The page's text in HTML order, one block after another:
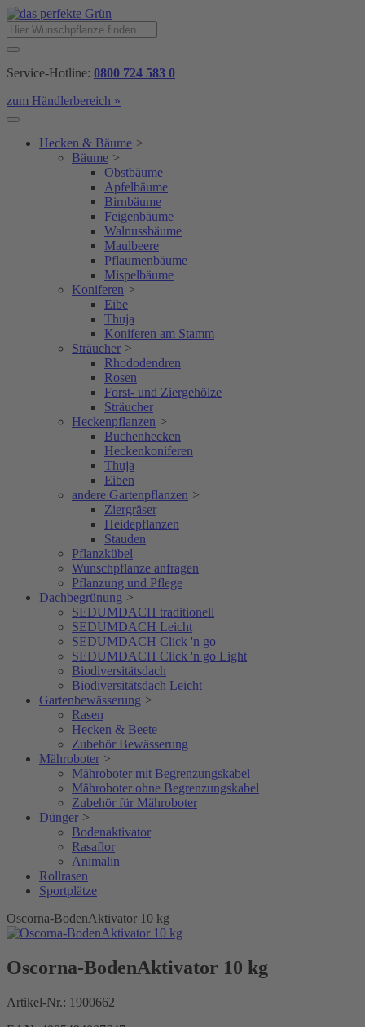
Service-Hotline: 0800 724 583 0
zum Händlerbereich »
Hecken & Bäume >
Bäume >
Obstbäume
Apfelbäume
Birnbäume
Feigenbäume
Walnussbäume
Maulbeere
Pflaumenbäume
Mispelbäume
Koniferen >
Eibe
Thuja
Koniferen am Stamm
Sträucher >
Rhododendren
Rosen
Forst- und Ziergehölze
Sträucher
Heckenpflanzen >
Buchenhecken
Heckenkoniferen
Thuja
Eiben
andere Gartenpflanzen >
Ziergräser
Heidepflanzen
Stauden
Pflanzkübel
Wunschpflanze anfragen
Pflanzung und Pflege
Dachbegrünung >
SEDUMDACH traditionell
SEDUMDACH Leicht
SEDUMDACH Click 'n go
SEDUMDACH Click 'n go Light
Biodiversitätsdach
Biodiversitätsdach Leicht
Gartenbewässerung >
Rasen
Hecken & Beete
Zubehör Bewässerung
Mähroboter >
Mähroboter mit Begrenzungskabel
Mähroboter ohne Begrenzungskabel
Zubehör für Mähroboter
Dünger >
Bodenaktivator
Rasaflor
Animalin
Rollrasen
Sportplätze
Oscorna-BodenAktivator 10 kg
Oscorna-BodenAktivator 10 kg
Artikel-Nr.: 1900662